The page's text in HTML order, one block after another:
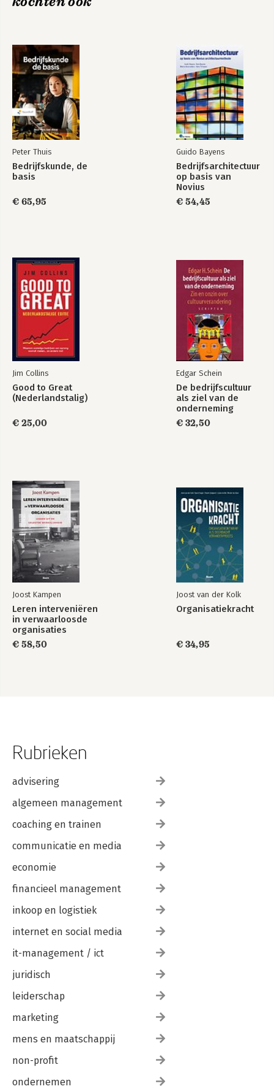
Bekijk alle boeken
organisaties
Gedrag in
Illustration acknowledgement
Peter Thuis
Bedrijfskunde, de
basis
€ 65,95
Guido Bayens
Bedrijfsarchitectuur
op basis van
Novius
€ 54,45
Jim Collins
Good to Great
(Nederlandstalig)
€ 25,00
Edgar Schein
De bedrijfscultuur
als ziel van de
onderneming
€ 32,50
Joost Kampen
Leren interveniëren
in verwaarloosde
organisaties
€ 58,50
Joost van der Kolk
Organisatiekracht
€ 34,95
Rubrieken
advisering
algemeen management
coaching en trainen
communicatie en media
economie
financieel management
inkoop en logistiek
internet en social media
it-management / ict
juridisch
leiderschap
marketing
mens en maatschappij
non-profit
ondernemen